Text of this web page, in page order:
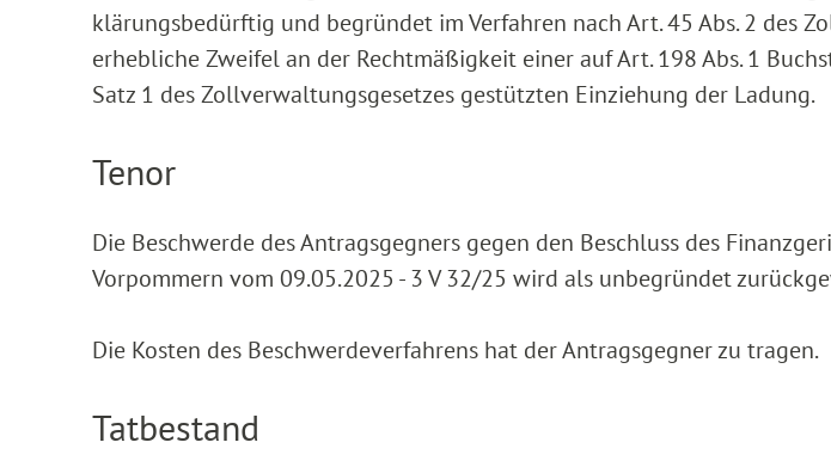
klärungsbedürftig und begründet im Verfahren nach Art. 45 Abs. 2 des
erhebliche Zweifel an der Rechtmäßigkeit einer auf Art. 198 Abs. 1
Satz 1 des Zollverwaltungsgesetzes gestützten Einziehung der Ladung.
Tenor
Die Beschwerde des Antragsgegners gegen den Beschluss des
Vorpommern vom 09.05.2025 - 3 V 32/25 wird als unbegründet
Die Kosten des Beschwerdeverfahrens hat der Antragsgegner zu tragen.
Tatbestand